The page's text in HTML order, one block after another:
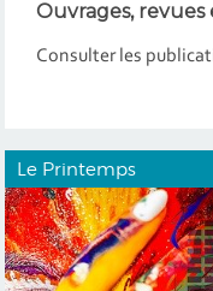
Ouvrages, revues
Consulter les
Le Printemps